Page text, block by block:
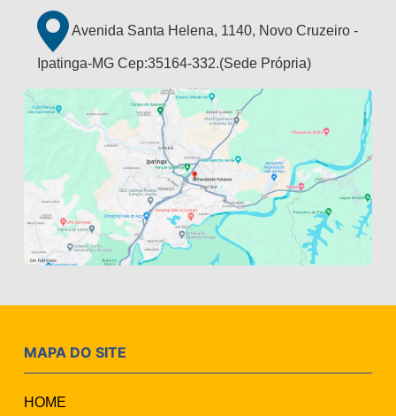
Avenida Santa Helena, 1140, Novo Cruzeiro -
Ipatinga-MG Cep:35164-332.(Sede Própria)
MAPA DO SITE
HOME